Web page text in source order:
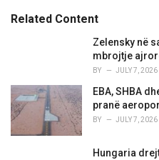
Related Content
Zelensky në
mbrojtje
BY JULY 7, 2026
EBA, SHBA
pranë
BY JULY 7, 2026
Hungaria